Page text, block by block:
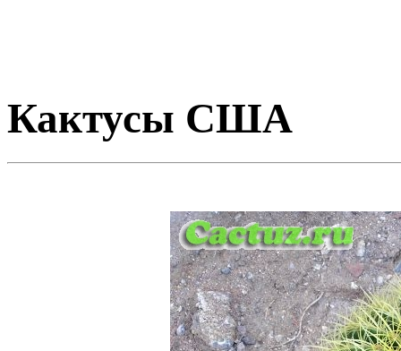
Кактусы США